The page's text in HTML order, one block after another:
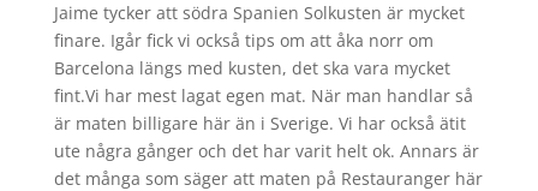
Jaime tycker att södra Spanien Solkusten är mycket
finare. Igår fick vi också tips om att åka norr om
Barcelona längs med kusten, det ska vara mycket
fint.Vi har mest lagat egen mat. När man handlar så
är maten billigare här än i Sverige. Vi har också ätit
ute några gånger och det har varit helt ok. Annars är
det många som säger att maten på Restauranger här